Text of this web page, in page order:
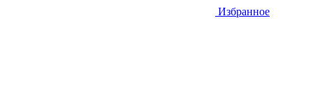
Избранное